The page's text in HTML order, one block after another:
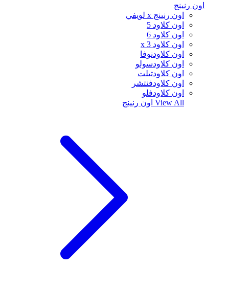
اون رنينج
اون رنينج x لويفي
اون كلاود 5
اون كلاود 6
اون كلاود x 3
اون كلاودنوفا
اون كلاودسولو
اون كلاودتيلت
اون كلاودفنتشر
اون كلاودفلو
View All اون رنينج